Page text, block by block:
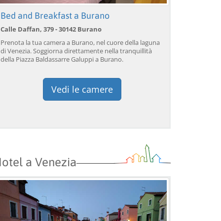
PRENOTA →
Bed and Breakfast a Burano
Calle Daffan, 379 - 30142 Burano
Prenota la tua camera a Burano, nel cuore della laguna
di Venezia. Soggiorna direttamente nella tranquillità
della Piazza Baldassarre Galuppi a Burano.
Vedi le camere
a Venezia